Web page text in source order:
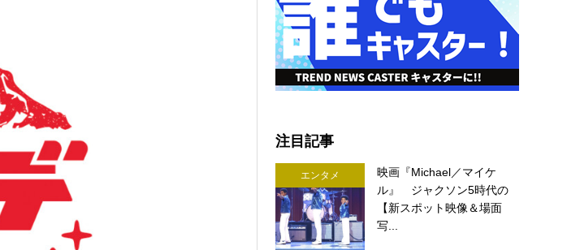
注目記事
エンタメ
映画『Michael／マイケ
ル』 ジャクソン5時代の
【新スポット映像＆場面
写...